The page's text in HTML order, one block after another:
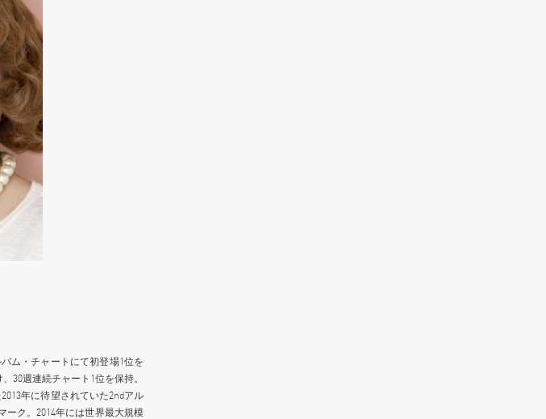
ム・チャートにて初登場1位を
30週連続チャート1位を保持。
年に待望されていた2ndアル
ーク。2014年には世界最大規模